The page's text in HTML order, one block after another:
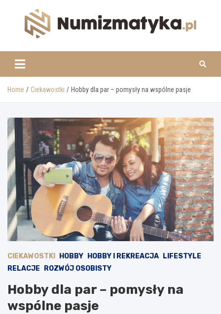
www.numizmatyka.pl
Home Ciekawostki Hobby dla par – pomysły na wspólne pasje
CIEKAWOSTKI HOBBY HOBBY I REKREACJA
LIFESTYLE
RELACJE
ROZWÓJ OSOBISTY
Hobby dla par – pomysły na
wspólne pasje